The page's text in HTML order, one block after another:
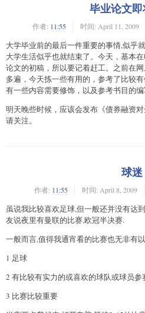
毕业论文
作者: 11:55 时间: April 11, 2009
大学毕业前的最后一件重要的事情,似乎
大学生活似乎也就结束了。今天，基本
论文的初稿，所以要记着赶工。之前在
多遍，今天拣一些有用的，参考了比较
有一些内容需要修饰，以及参考书目的编
明天晚些时候，应该会发布《债券融资
请关注。
球迷
作者: 11:55 时间: April 8, 2009
虽说我比较喜欢足球,但一般还并没有达
友说夜里有曼联的比赛,欧冠半决赛.
一般而言,值得我通宵看的比赛也无非有
1 足球
2 有比较有实力的或喜欢的球队或球员参
3 比赛比较重要